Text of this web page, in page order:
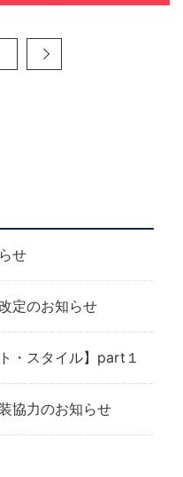
せ
定のお知らせ
・スタイル】part１
協力のお知らせ